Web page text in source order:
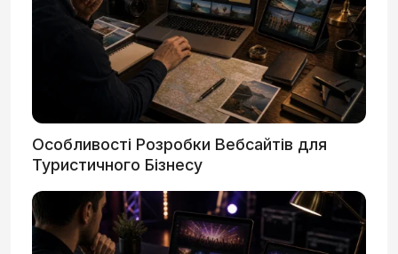
Особливості Розробки Вебсайтів для
Туристичного Бізнесу